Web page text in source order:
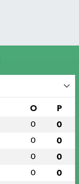
O P
0 0
0 0
0 0
0 0